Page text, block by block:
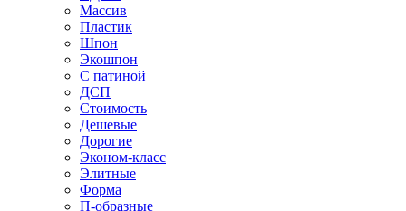
Массив
Пластик
Шпон
Экошпон
С патиной
ДСП
Стоимость
Дешевые
Дорогие
Эконом-класс
Элитные
Форма
П-образные